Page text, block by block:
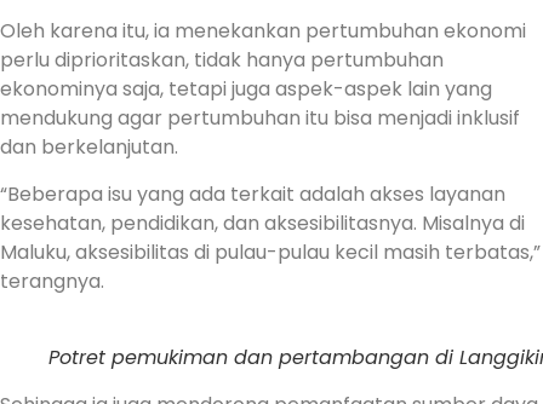
Oleh karena itu, ia menekankan pertumbuhan ekonomi
perlu diprioritaskan, tidak hanya pertumbuhan
ekonominya saja, tetapi juga aspek-aspek lain yang
mendukung agar pertumbuhan itu bisa menjadi inklusif
dan berkelanjutan.
“Beberapa isu yang ada terkait adalah akses layanan
kesehatan, pendidikan, dan aksesibilitasnya. Misalnya di
Maluku, aksesibilitas di pulau-pulau kecil masih terbatas,”
terangnya.
Potret pemukiman dan pertambangan di